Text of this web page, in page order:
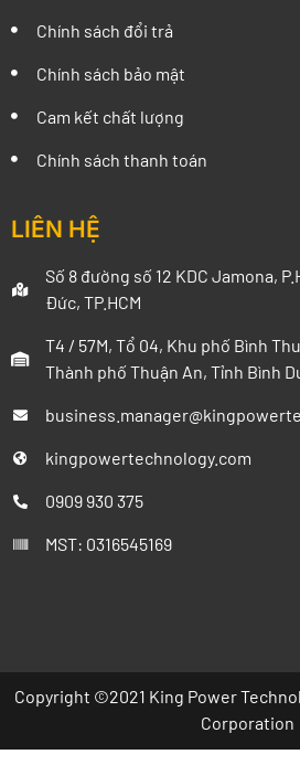
Chính sách đổi trả
Chính sách bảo mật
Cam kết chất lượng
Chính sách thanh toán
LIÊN HỆ
Số 8 đường số 12 KDC Jamona,
Đức, TP.HCM
T4 / 57M, Tổ 04, Khu phố Bình
Thành phố Thuận An, Tỉnh Bình
kingpowertechnology.com
0909 930 375
MST: 0316545169
Copyright ©2021 King Power
Corporation